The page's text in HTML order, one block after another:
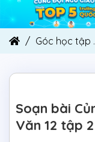
Góc học tập
Soạn bài
Văn 12 tập